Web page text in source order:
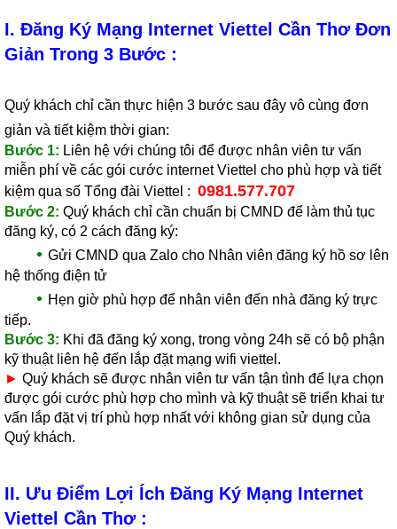
I. Đăng Ký Mạng Internet Viettel Cần Thơ Đơn
Giản Trong 3 Bước :
Quý khách chỉ cần thực hiện 3 bước sau đây vô cùng đơn
giản và tiết kiệm thời gian:
Bước 1: Liên hệ với chúng tôi để được nhân viên tư vấn
miễn phí về các gói cước internet Viettel cho phù hợp và tiết
kiệm qua số Tổng đài Viettel : 0981.577.707
Bước 2: Quý khách chỉ cần chuẩn bị CMND để làm thủ tục
đăng ký, có 2 cách đăng ký:
• Gửi CMND qua Zalo cho Nhân viên đăng ký hồ sơ lên
hệ thống điện tử
• Hẹn giờ phù hợp để nhân viên đến nhà đăng ký trực
tiếp.
Bước 3: Khi đã đăng ký xong, trong vòng 24h sẽ có bộ phận
kỹ thuật liên hệ đến lắp đặt mạng wifi viettel.
► Quý khách sẽ được nhân viên tư vấn tận tình để lựa chọn
được gói cước phù hợp cho mình và kỹ thuật sẽ triển khai tư
vấn lắp đặt vị trí phù hợp nhất với không gian sử dụng của
Quý khách.
II. Ưu Điểm Lợi Ích Đăng Ký Mạng Internet
Viettel Cần Thơ :